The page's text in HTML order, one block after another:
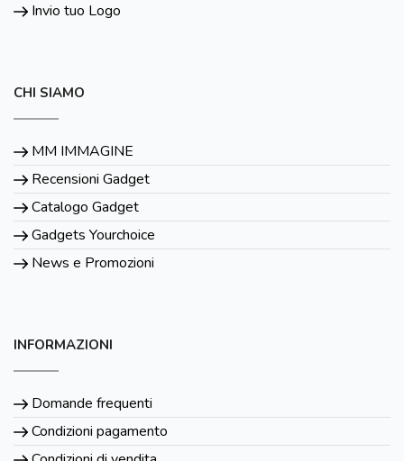
Invio tuo Logo
CHI SIAMO
MM IMMAGINE
Recensioni Gadget
Catalogo Gadget
Gadgets Yourchoice
News e Promozioni
INFORMAZIONI
Domande frequenti
Condizioni pagamento